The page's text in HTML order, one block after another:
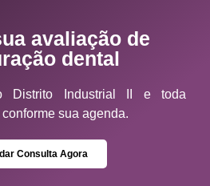
avaliação de
dental
Distrito Industrial II e toda
sua agenda.
Consulta Agora